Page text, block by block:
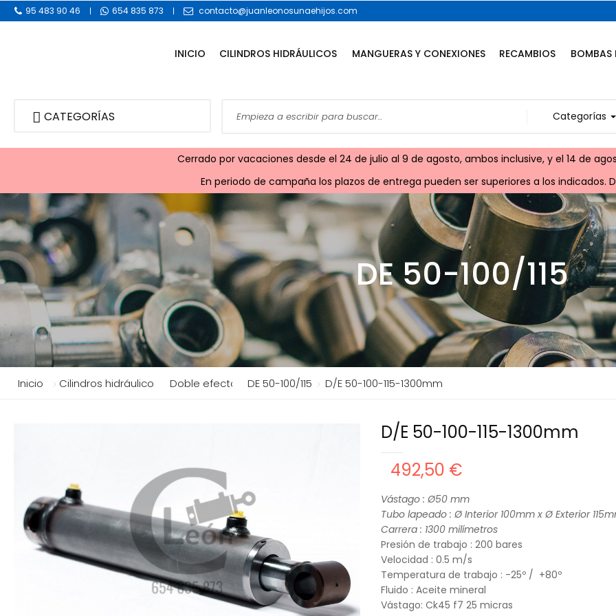
95 483 90 46 654 835 873 contacto@juanleonosunaehijos.com
INICIO CILINDROS HIDRÁULICOS MANGUERAS Y CONEXIONES RECAMBIOS BOMBAS
CATEGORÍAS Categorías
Cerrado por vacaciones desde el 24 de julio al 9 de agosto, ambos inclusive, y el 14 de
En periodo de campaña los plazos de entrega pueden ser superiores a los indicados.
DE 50-100/115
Inicio Cilindros hidráulicos Doble efecto DE 50-100/115 D/E 50-100-115-1300mm
D/E 50-100-115-1300mm
492,50 €
Vástago : Ø50mm
Tubo lapeado : Ø Interior 100mm x Ø Exterior
Carrera : 1300 milímetros
Presión de trabajo : 200 bares
Velocidad : 0.5 m/s
Temperatura de trabajo : -25º / +80º
Fluido : Aceite mineral
Vástago: Ck45 f7 25 micras